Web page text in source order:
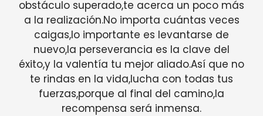
obstáculo superado,te acerca un poco más
a la realización.No importa cuántas veces
caigas,lo importante es levantarse de
nuevo,la perseverancia es la clave del
éxito,y la valentía tu mejor aliado.Así que no
te rindas en la vida,lucha con todas tus
fuerzas,porque al final del camino,la
recompensa será inmensa.